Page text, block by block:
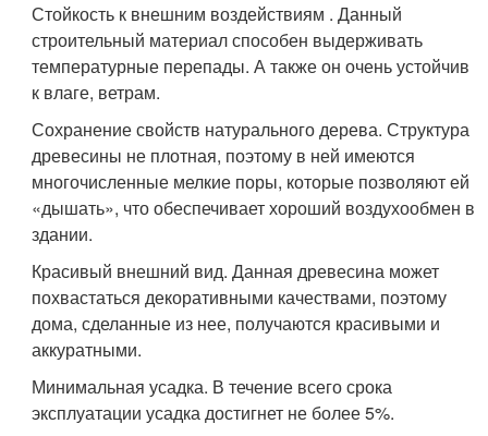
Стойкость к внешним воздействиям . Данный
строительный материал способен выдерживать
температурные перепады. А также он очень устойчив
к влаге, ветрам.
Сохранение свойств натурального дерева. Структура
древесины не плотная, поэтому в ней имеются
многочисленные мелкие поры, которые позволяют ей
«дышать», что обеспечивает хороший воздухообмен в
здании.
Красивый внешний вид. Данная древесина может
похвастаться декоративными качествами, поэтому
дома, сделанные из нее, получаются красивыми и
аккуратными.
Минимальная усадка. В течение всего срока
эксплуатации усадка достигнет не более 5%.